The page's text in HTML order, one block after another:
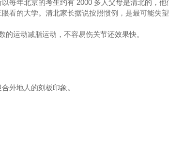
每年北京的考生约有 2000 多人父母是清北的，他
看的大学。清北家长据说按照惯例，是最可能失
运动减脂运动，不容易伤关节还效果快。
外地人的刻板印象。